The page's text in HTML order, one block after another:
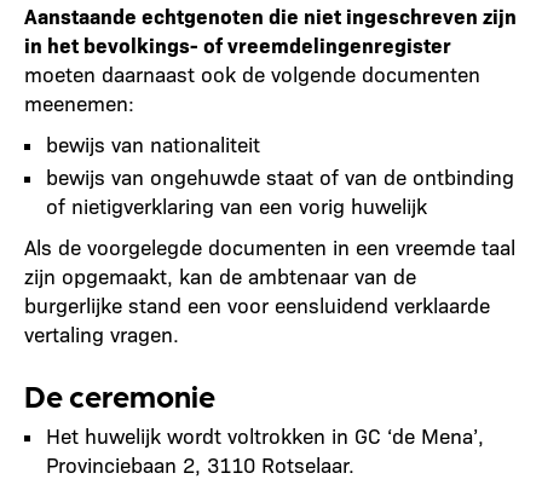
Aanstaande echtgenoten die niet ingeschreven zijn
in het bevolkings- of vreemdelingenregister
moeten daarnaast ook de volgende documenten
meenemen:
bewijs van nationaliteit
bewijs van ongehuwde staat of van de ontbinding
of nietigverklaring van een vorig huwelijk
Als de voorgelegde documenten in een vreemde taal
zijn opgemaakt, kan de ambtenaar van de
burgerlijke stand een voor eensluidend verklaarde
vertaling vragen.
De ceremonie
Het huwelijk wordt voltrokken in GC ‘de Mena’,
Provinciebaan 2, 3110 Rotselaar.